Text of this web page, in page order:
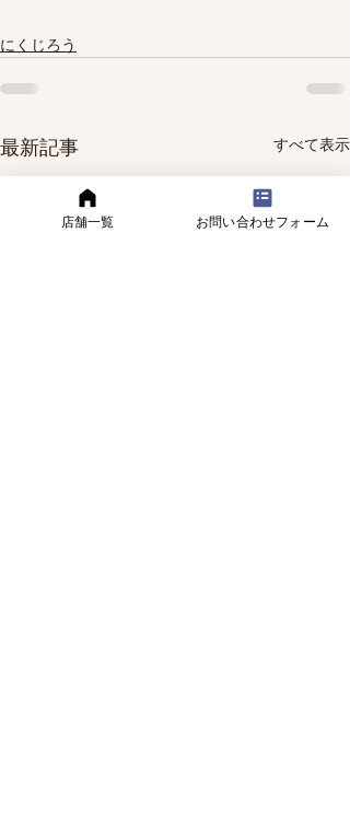
にくじろう
最新記事 すべて表示
店舗一覧 お問い合わせフォーム